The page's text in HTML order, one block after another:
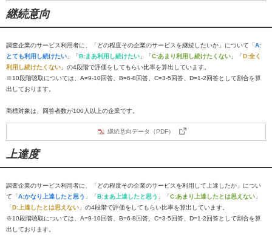
継続意向
調査企業のサービス利用者に、「どの程度その企業のサービスを継続したいか」について「A:
とても利用し続けたい 」「B:まあ利用し続けたい 」「C:あまり利用し続けたくない 」「D:全く
利用し続けたくない 」の4段階で評価をしてもらい比率を算出しています。
※10段階聴取については、A=9-10回答、B=6-8回答、C=3-5回答、D=1-2回答として割合を算
出しております。
商標対象は、回答者数が100人以上の企業です。
継続意向データ（PDF）
上達度
調査企業のサービス利用者に、「どの程度その企業のサービスを利用して上達したか」につい
て「A:かなり上達したと思う 」「B:まあ上達したと思う 」「C:あまり上達したとは思えない 」
「D:上達したとは思えない 」の4段階で評価をしてもらい比率を算出しています。
※10段階聴取については、A=9-10回答、B=6-8回答、C=3-5回答、D=1-2回答として割合を算
出しております。